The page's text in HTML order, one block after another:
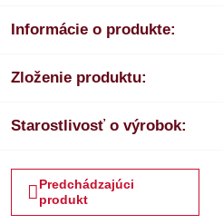
Informácie o produkte:
Zloženie produktu:
Starostlivosť o výrobok:
Predchádzajúci
produkt